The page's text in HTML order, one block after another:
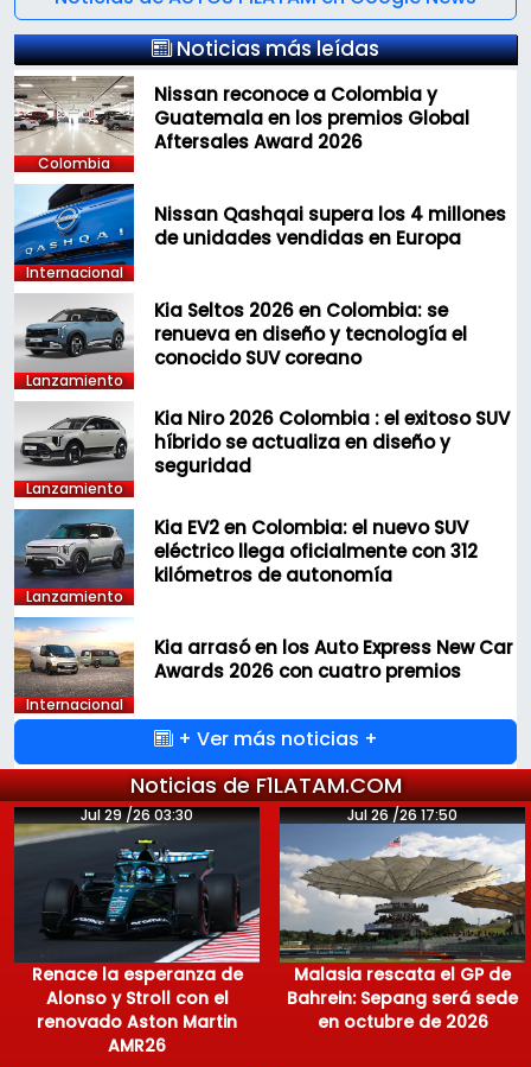
Noticias más leídas
Colombia
Nissan reconoce a Colombia y
Guatemala en los premios Global
Aftersales Award 2026
Internacional
Nissan Qashqai supera los 4 millones
de unidades vendidas en Europa
Lanzamiento
Kia Seltos 2026 en Colombia: se
renueva en diseño y tecnología el
conocido SUV coreano
Lanzamiento
Kia Niro 2026 Colombia : el exitoso SUV
híbrido se actualiza en diseño y
seguridad
Lanzamiento
Kia EV2 en Colombia: el nuevo SUV
eléctrico llega oficialmente con 312
kilómetros de autonomía
Internacional
Kia arrasó en los Auto Express New Car
Awards 2026 con cuatro premios
+ Ver más noticias +
Noticias de F1LATAM.COM
Jul 29 /26 03:30
Renace la esperanza de
Alonso y Stroll con el
renovado Aston Martin
AMR26
Jul 26 /26 17:50
Malasia rescata el GP de
Bahrein: Sepang será sede
en octubre de 2026